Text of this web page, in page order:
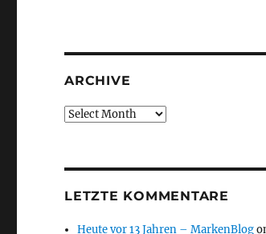
ARCHIVE
Archive
LETZTE KOMMENTARE
Heute vor 13 Jahren – MarkenBlog